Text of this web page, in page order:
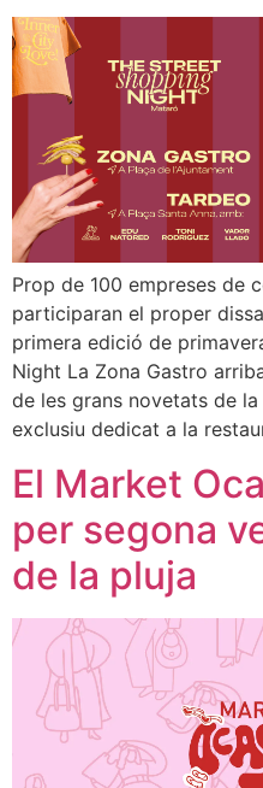
Prop de 100 empreses de
participaran el proper
primera edició de
Night La Zona Gastro
de les grans novetats de
exclusiu dedicat a la
El Market
per segona
de la pluja